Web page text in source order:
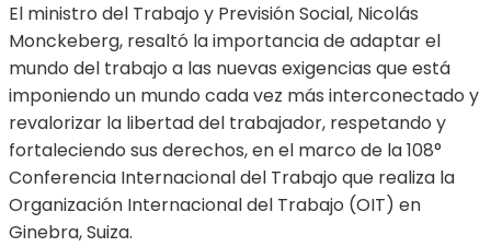
El ministro del Trabajo y Previsión Social, Nicolás
Monckeberg, resaltó la importancia de adaptar el
mundo del trabajo a las nuevas exigencias que está
imponiendo un mundo cada vez más interconectado y
revalorizar la libertad del trabajador, respetando y
fortaleciendo sus derechos, en el marco de la 108°
Conferencia Internacional del Trabajo que realiza la
Organización Internacional del Trabajo (OIT) en
Ginebra, Suiza.